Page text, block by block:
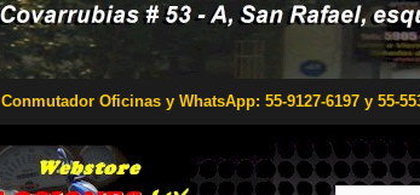
Conmutador Oficinas y WhatsApp: 55-9127-6197 y 55-